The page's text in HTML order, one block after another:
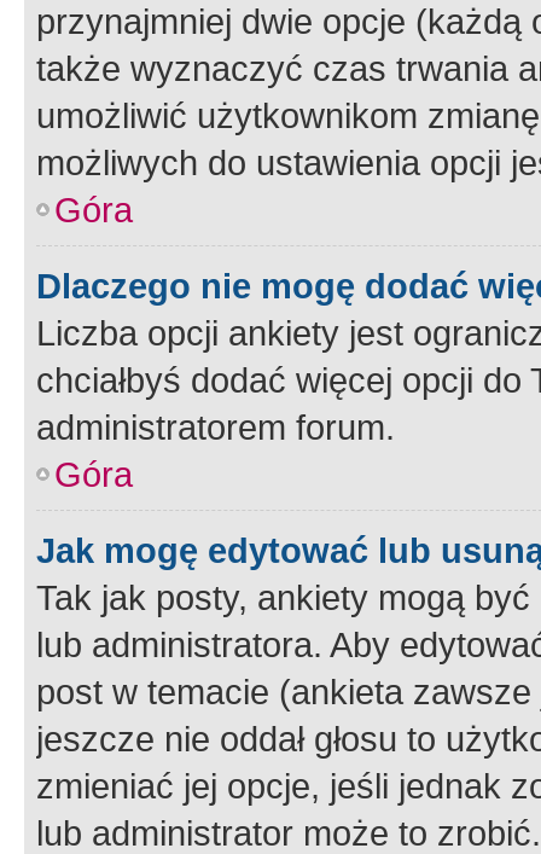
przynajmniej dwie opcje
także wyznaczyć czas trwania
umożliwić użytkownikom
możliwych do ustawienia opcji
Góra
Dlaczego nie mogę dodać
Liczba opcji ankiety jest
chciałbyś dodać więcej opcji
administratorem forum.
Góra
Jak mogę edytować lub
Tak jak posty, ankiety mogą
lub administratora. Aby
post w temacie (ankieta
jeszcze nie oddał głosu to
zmieniać jej opcje, jeśli jednak
lub administrator może to